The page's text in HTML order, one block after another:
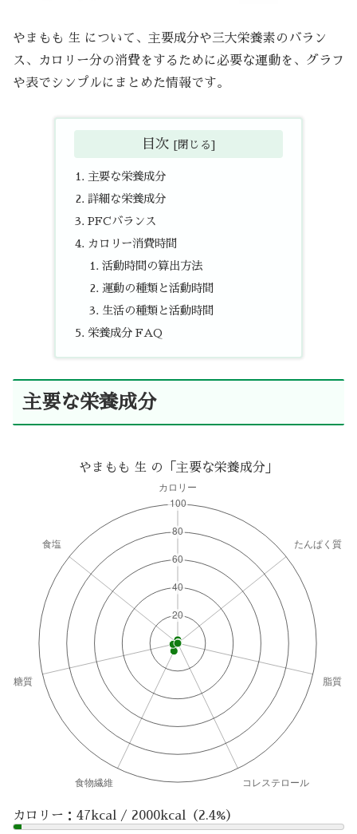
やまもも 生 について、主要成分や三大栄養素のバラン
ス、カロリー分の消費をするために必要な運動を、グラフ
や表でシンプルにまとめた情報です。
目次
主要な栄養成分
詳細な栄養成分
PFCバランス
カロリー消費時間
活動時間の算出方法
運動の種類と活動時間
生活の種類と活動時間
栄養成分 FAQ
主要な栄養成分
やまもも 生 の「主要な栄養成分」
カロリー：47kcal / 2000kcal（2.4%）